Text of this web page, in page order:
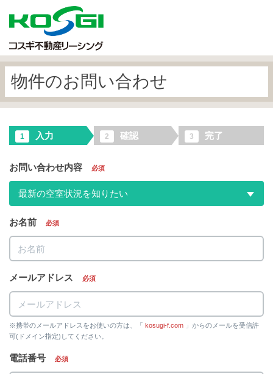
物件のお問い合わせ
1 入力 2 確認 3 完了
お問い合わせ内容 必須
最新の空室状況を知りたい
お名前 必須
メールアドレス 必須
※携帯のメールアドレスをお使いの方は、「 kosugi-f.com 」からのメールを受信許
可(ドメイン指定)してください。
電話番号 必須